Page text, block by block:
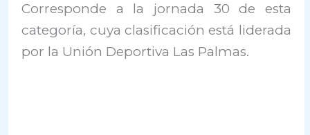
Corresponde a la jornada 30 de esta
categoría, cuya clasificación está liderada
por la Unión Deportiva Las Palmas.